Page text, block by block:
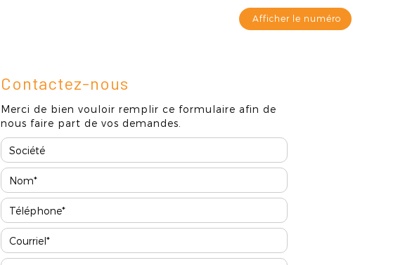
Afficher le numéro
Contactez-nous
Merci de bien vouloir remplir ce formulaire afin de
nous faire part de vos demandes.